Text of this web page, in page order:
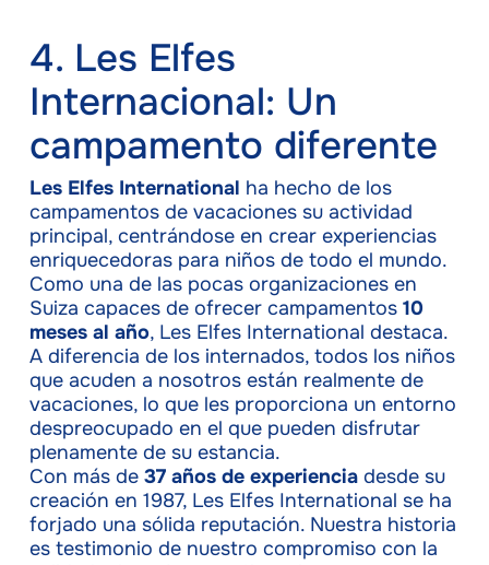
4. Les Elfes
Internacional: Un
campamento diferente
Les Elfes International ha hecho de los
campamentos de vacaciones su actividad
principal, centrándose en crear experiencias
enriquecedoras para niños de todo el mundo.
Como una de las pocas organizaciones en
Suiza capaces de ofrecer campamentos 10
meses al año, Les Elfes International destaca.
A diferencia de los internados, todos los niños
que acuden a nosotros están realmente de
vacaciones, lo que les proporciona un entorno
despreocupado en el que pueden disfrutar
plenamente de su estancia.
Con más de 37 años de experienciadesde su
creación en 1987, Les Elfes International se ha
forjado una sólida reputación. Nuestra historia
es testimonio de nuestro compromiso con la